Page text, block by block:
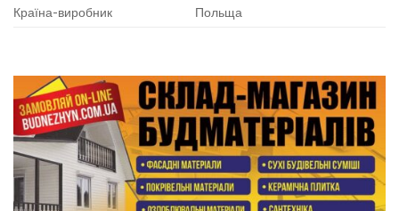
Країна-виробник
Польща